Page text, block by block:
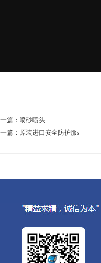
篇： 喷砂喷头
篇： 原装进口安全防护服s